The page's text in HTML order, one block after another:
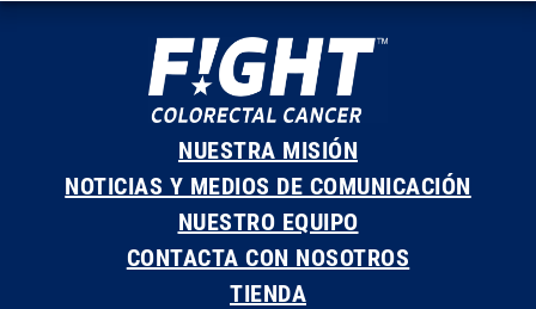
NUESTRA MISIÓN
NOTICIAS Y MEDIOS DE COMUNICACIÓN
NUESTRO EQUIPO
CONTACTA CON NOSOTROS
TIENDA